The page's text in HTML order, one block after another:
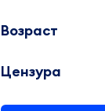
Возраст
Цензура